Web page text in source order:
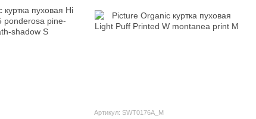
Артикул: SWT0176A_M